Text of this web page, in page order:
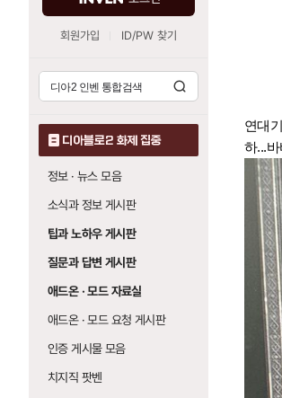
회원가입 ID/PW 찾기
디아블로2 화제 집중
정보 · 뉴스 모음
소식과 정보 게시판
팁과 노하우 게시판
질문과 답변 게시판
애드온 · 모드 자료실
애드온 · 모드 요청 게시판
인증 게시물 모음
치지직 팟벤
연대
하...